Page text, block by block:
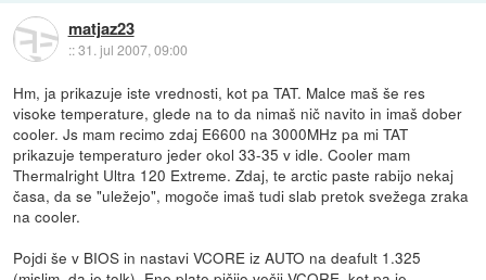
matjaz23
::31. jul 2007, 09:00
Hm, ja prikazuje iste vrednosti, kot pa TAT. Malce maš še res
visoke temperature, glede na to da nimaš nič navito in imaš dober
cooler. Js mam recimo zdaj E6600 na 3000MHz pa mi TAT
prikazuje temperaturo jeder okol 33-35 v idle. Cooler mam
Thermalright Ultra 120 Extreme. Zdaj, te arctic paste rabijo nekaj
časa, da se "uležejo", mogoče imaš tudi slab pretok svežega zraka
na cooler.
Pojdi še v BIOS in nastavi VCORE iz AUTO na deafult 1.325